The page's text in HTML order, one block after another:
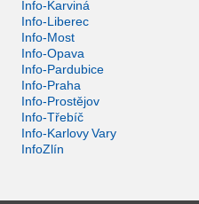
Info-Karviná
Info-Liberec
Info-Most
Info-Opava
Info-Pardubice
Info-Praha
Info-Prostějov
Info-Třebíč
Info-Karlovy Vary
InfoZlín